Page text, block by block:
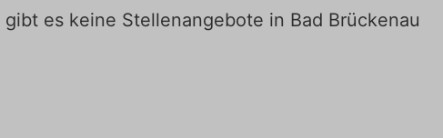
es keine Stellenangebote in Bad Brückenau